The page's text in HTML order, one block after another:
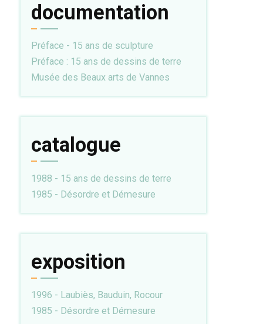
documentation
Préface - 15 ans de sculpture
Préface : 15 ans de dessins de terre
Musée des Beaux arts de Vannes
catalogue
1988 - 15 ans de dessins de terre
1985 - Désordre et Démesure
exposition
1996 - Laubiès, Bauduin, Rocour
1985 - Désordre et Démesure